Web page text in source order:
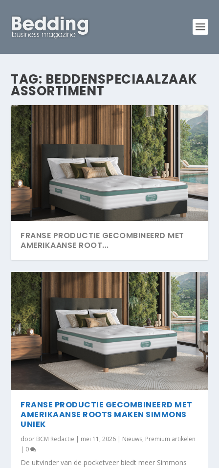
TAG: BEDDENSPECIAALZAAK
ASSORTIMENT
FRANSE PRODUCTIE GECOMBINEERD MET
AMERIKAANSE ROOT...
FRANSE PRODUCTIE GECOMBINEERD MET
AMERIKAANSE ROOTS MAKEN SIMMONS
UNIEK
door BCM Redactie | mei 11, 2026 | Nieuws, Premium artikelen
| 0
De uitvinder van de pocketveer biedt meer Simmons